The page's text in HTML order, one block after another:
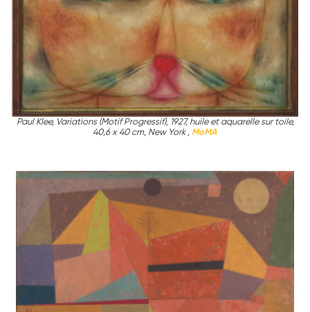
Paul Klee, Variations (Motif Progressif), 1927, huile et aquarelle sur toile,
40,6 x 40 cm, New York , MoMA